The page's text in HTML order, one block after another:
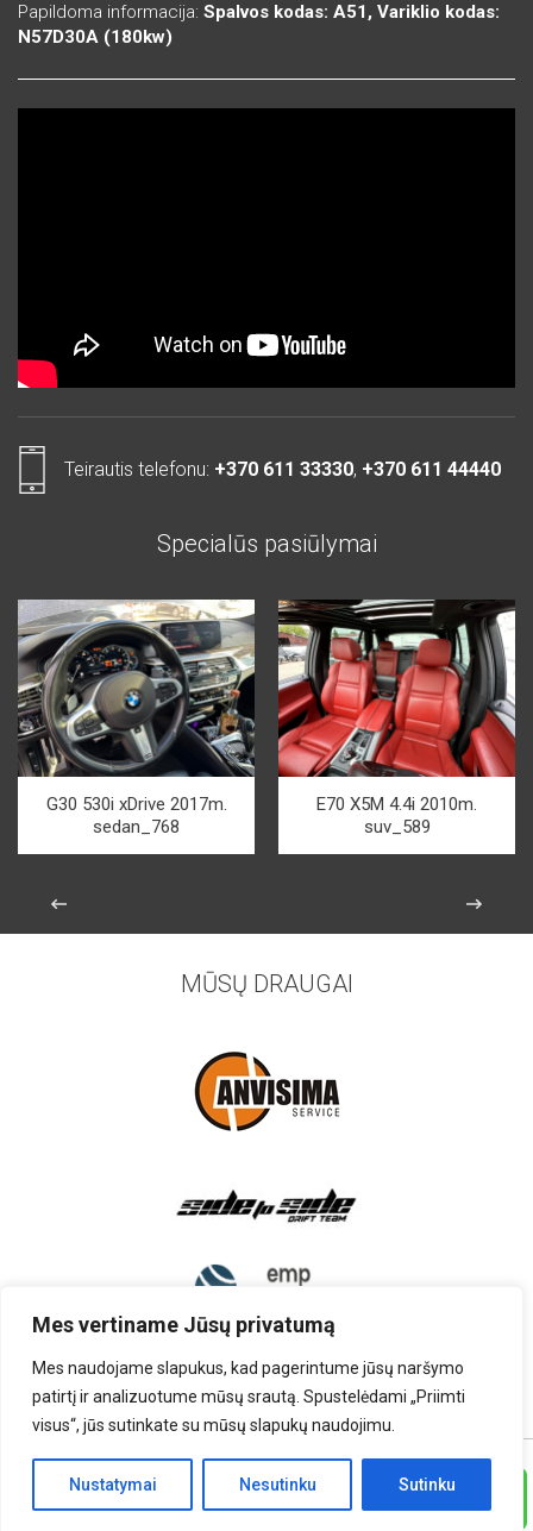
Mes vertiname Jūsų privatumą
Mes naudojame slapukus, kad pagerintume jūsų naršymo
patirtį ir analizuotume mūsų srautą. Spustelėdami „Priimti
visus“, jūs sutinkate su mūsų slapukų naudojimu.
Nustatymai Nesutinku Sutinku
Papildoma informacija: Spalvos kodas: A51, Variklio kodas:
N57D30A (180kw)
Teirautis telefonu: +370 611 33330, +370 611 44440
Specialūs pasiūlymai
G30 530i xDrive 2017m.
sedan_768
E70 X5M 4.4i 2010m.
suv_589
MŪSŲ DRAUGAI
SPRENDIMAS: RINITEX
Skambinti